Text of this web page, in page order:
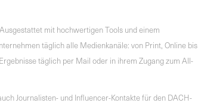
mit hochwertigen Tools und einem
täglich alle Medienkanäle: von Print, Online bis
täglich per Mail oder in ihrem Zugang zum All-
Journalisten- und Influencer-Kontakte für den DACH-